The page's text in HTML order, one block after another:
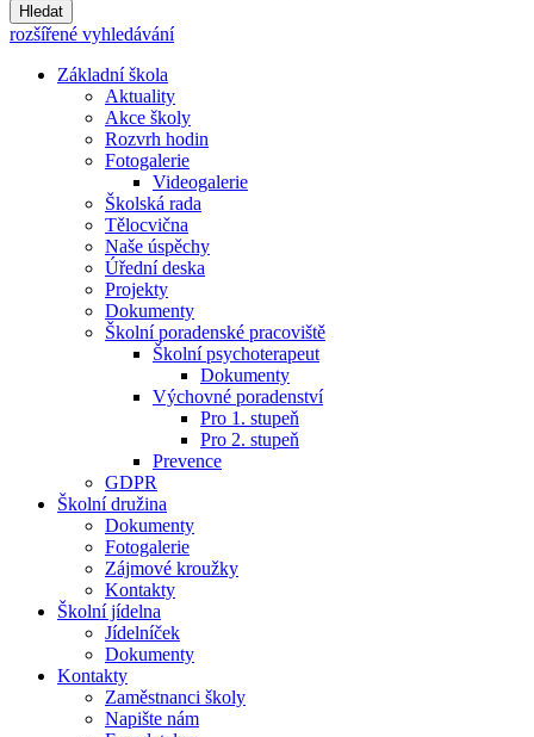
Hledat
rozšířené vyhledávání
Základní škola
Aktuality
Akce školy
Rozvrh hodin
Fotogalerie
Videogalerie
Školská rada
Tělocvična
Naše úspěchy
Úřední deska
Projekty
Dokumenty
Školní poradenské pracoviště
Školní psychoterapeut
Dokumenty
Výchovné poradenství
Pro 1. stupeň
Pro 2. stupeň
Prevence
GDPR
Školní družina
Dokumenty
Fotogalerie
Zájmové kroužky
Kontakty
Školní jídelna
Jídelníček
Dokumenty
Kontakty
Zaměstnanci školy
Napište nám